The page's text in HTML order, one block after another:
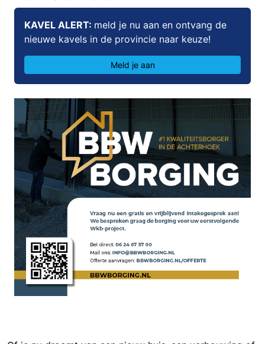
KAVEL ALERT: meld je nu aan en ontvang de
nieuwe kavels in de provincie naar keuze!
Meld je aan